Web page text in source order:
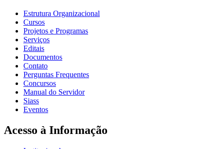
Estrutura Organizacional
Cursos
Projetos e Programas
Serviços
Editais
Documentos
Contato
Perguntas Frequentes
Concursos
Manual do Servidor
Siass
Eventos
Acesso à Informação